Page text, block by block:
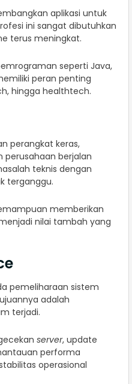
aplikasi untuk
ini sangat dibutuhkan
terus meningkat.
seperti Java,
peran penting
hingga healthtech.
perangkat keras,
perusahaan berjalan
teknis dengan
terganggu.
memberikan
nilai tambah yang
pemeliharaan sistem
adalah
terjadi.
server, update
performa
operasional